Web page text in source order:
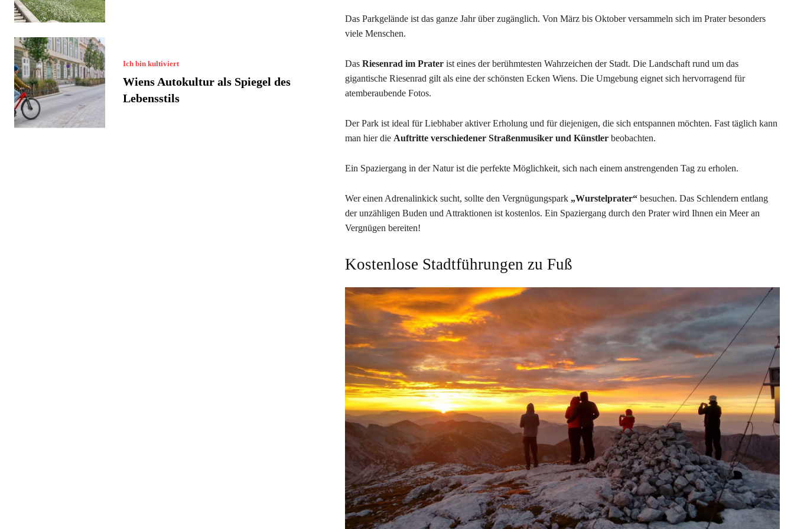
Ich bin kultiviert
Wiens Autokultur als Spiegel des
Lebensstils
Das Parkgelände ist das ganze Jahr über zugänglich. Von März bis Oktober versammeln sich im Prater besonders
viele Menschen.
Das Riesenrad im Prater ist eines der berühmtesten Wahrzeichen der Stadt. Die Landschaft rund um das
gigantische Riesenrad gilt als eine der schönsten Ecken Wiens. Die Umgebung eignet sich hervorragend für
atemberaubende Fotos.
Der Park ist ideal für Liebhaber aktiver Erholung und für diejenigen, die sich entspannen möchten. Fast täglich kann
man hier die Auftritte verschiedener Straßenmusiker und Künstler beobachten.
Ein Spaziergang in der Natur ist die perfekte Möglichkeit, sich nach einem anstrengenden Tag zu erholen.
Wer einen Adrenalinkick sucht, sollte den Vergnügungspark „Wurstelprater“ besuchen. Das Schlendern entlang
der unzähligen Buden und Attraktionen ist kostenlos. Ein Spaziergang durch den Prater wird Ihnen ein Meer an
Vergnügen bereiten!
Kostenlose Stadtführungen zu Fuß